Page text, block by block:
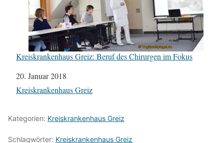
Kreiskrankenhaus Greiz: Beruf des Chirurgen im Fokus
Datum
20. Januar 2018
In Bezug auf
Kreiskrankenhaus Greiz
Kategorien: Kreiskrankenhaus Greiz
Schlagwörter: Kreiskrankenhaus Greiz